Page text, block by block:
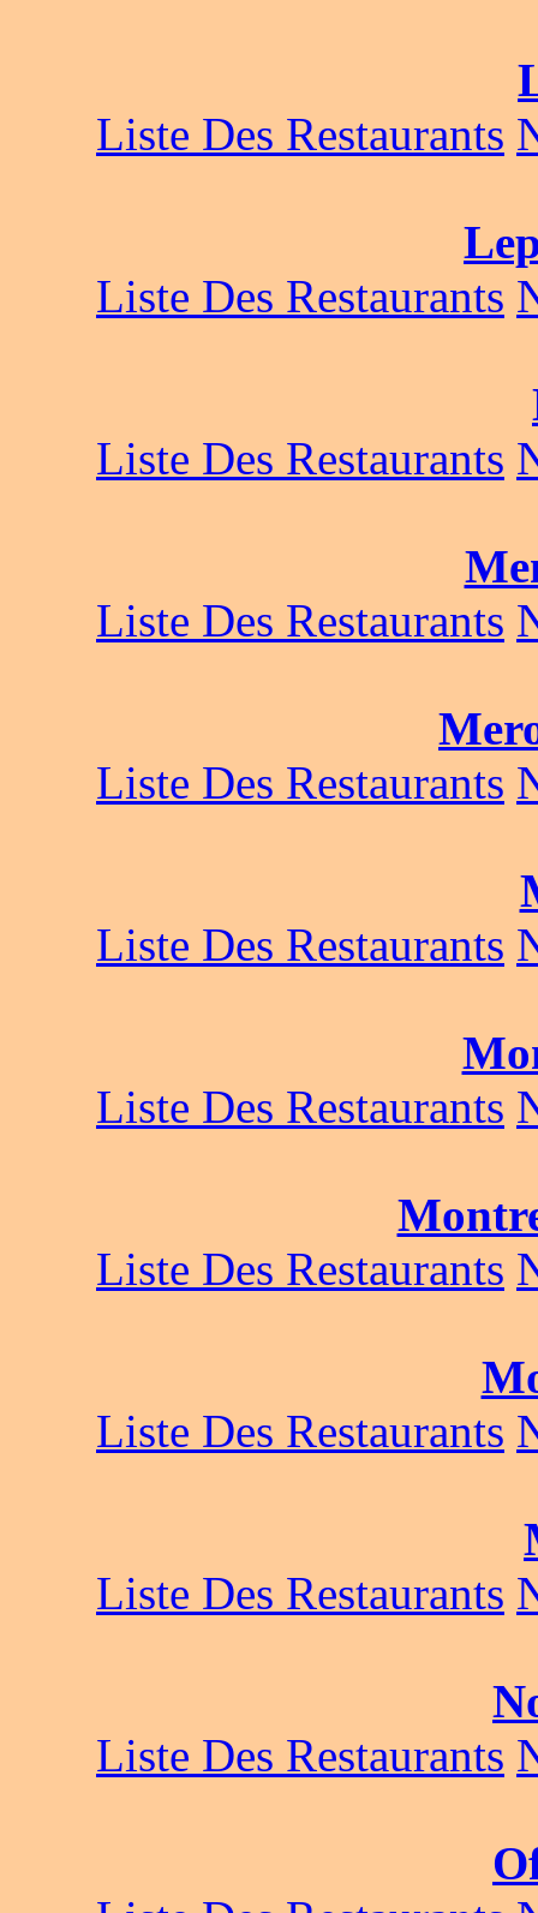
Liste Des Restaurants
Liste Des Restaurants
Liste Des Restaurants
Liste Des Restaurants
Liste Des Restaurants
Liste Des Restaurants
Liste Des Restaurants
Liste Des Restaurants
Liste Des Restaurants
Liste Des Restaurants
Liste Des Restaurants